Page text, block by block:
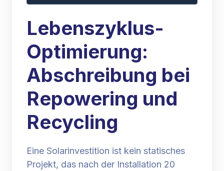
Lebenszyklus-
Optimierung:
Abschreibung bei
Repowering und
Recycling
Eine Solarinvestition ist kein statisches
Projekt, das nach der Installation 20